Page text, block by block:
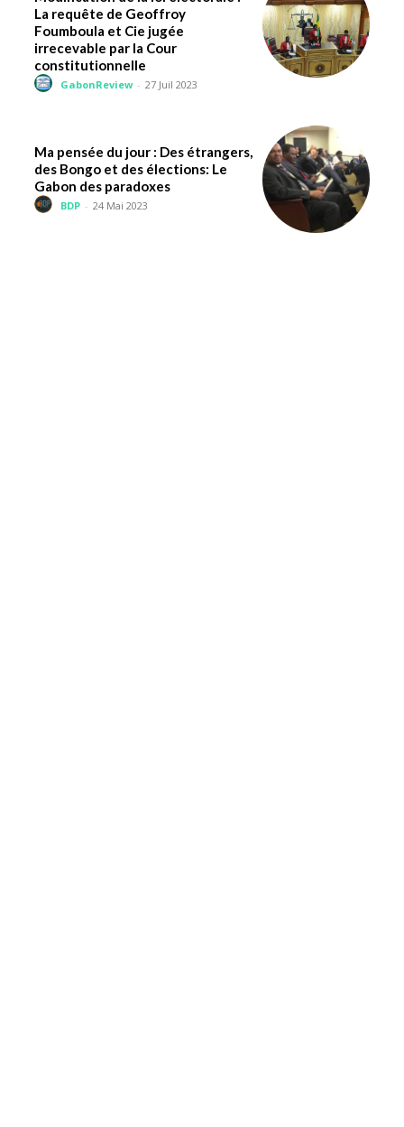
La requête de Geoffroy
Foumboula et Cie jugée
irrecevable par la Cour
constitutionnelle
GabonReview - 27 Juil 2023
Ma pensée du jour : Des étrangers,
des Bongo et des élections: Le
Gabon des paradoxes
BDP - 24 Mai 2023